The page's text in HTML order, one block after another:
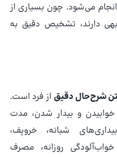
انجام می‌شود. چون بسیاری از
دارند، تشخیص دقیق به
شرح‌حال دقیق از فرد است.
خوابیدن و بیدار شدن، مدت
شبانه، خروپف،
روزانه، مصرف